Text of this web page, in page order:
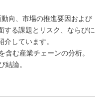
向、市場の推進要因および
する課題とリスク、ならびに
しています。
含む産業チェーンの分析。
結論。